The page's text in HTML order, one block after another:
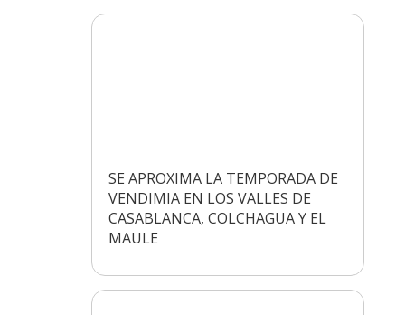
SE APROXIMA LA TEMPORADA DE
VENDIMIA EN LOS VALLES DE
CASABLANCA, COLCHAGUA Y EL
MAULE